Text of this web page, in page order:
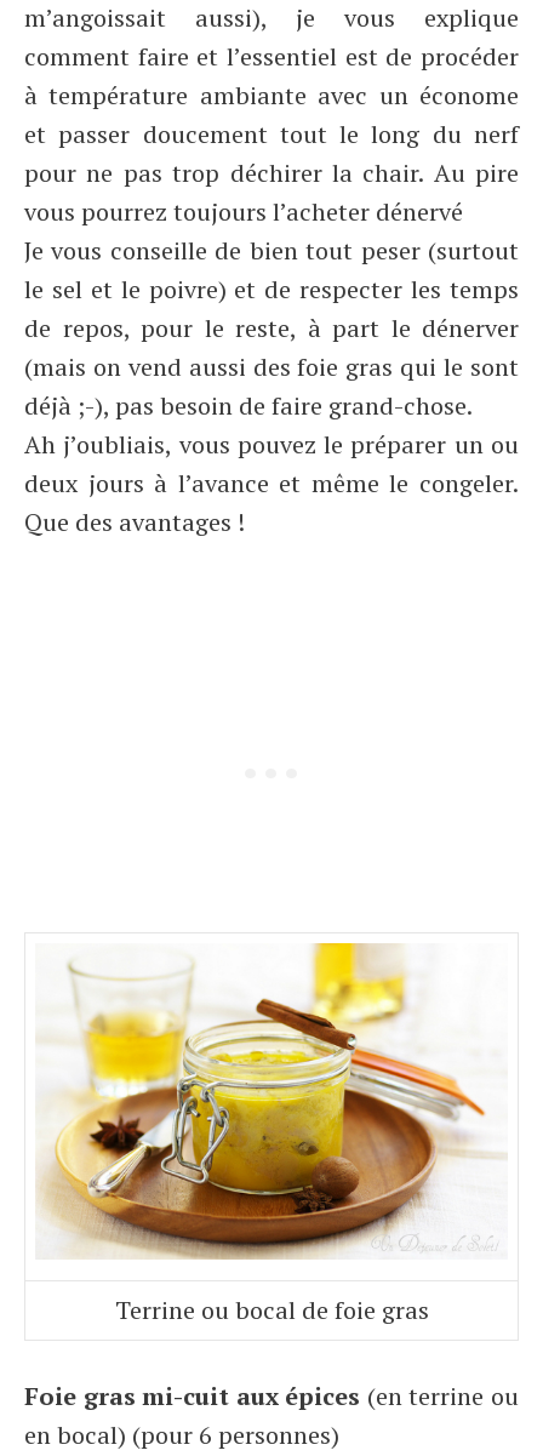
m’angoissait aussi), je vous explique
comment faire et l’essentiel est de procéder
à température ambiante avec un économe
et passer doucement tout le long du nerf
pour ne pas trop déchirer la chair. Au pire
vous pourrez toujours l’acheter dénervé
Je vous conseille de bien tout peser (surtout
le sel et le poivre) et de respecter les temps
de repos, pour le reste, à part le dénerver
(mais on vend aussi des foie gras qui le sont
déjà ;-), pas besoin de faire grand-chose.
Ah j’oubliais, vous pouvez le préparer un ou
deux jours à l’avance et même le congeler.
Que des avantages !
Terrine ou bocal de foie gras
Foie gras mi-cuit aux épices (en terrine ou
en bocal) (pour 6 personnes)